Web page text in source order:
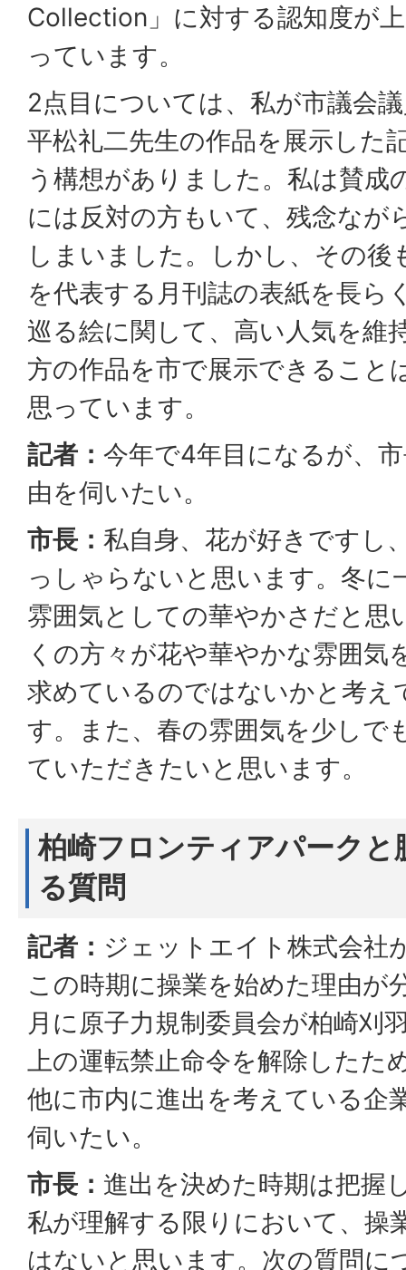
Collection」に対する認知度が
っています。
2点目については、私が市議会
平松礼二先生の作品を展示した
う構想がありました。私は賛成
には反対の方もいて、残念なが
しまいました。しかし、その後
を代表する月刊誌の表紙を長ら
巡る絵に関して、高い人気を維
方の作品を市で展示できること
思っています。
記者： 今年で4年目になるが、
由を伺いたい。
市長： 私自身、花が好きですし
っしゃらないと思います。冬に
雰囲気としての華やかさだと思
くの方々が花や華やかな雰囲気
求めているのではないかと考え
す。また、春の雰囲気を少しで
ていただきたいと思います。
柏崎フロンティアパークと
る質問
記者： ジェットエイト株式会社
この時期に操業を始めた理由が
月に原子力規制委員会が柏崎刈
上の運転禁止命令を解除したた
他に市内に進出を考えている企
伺いたい。
市長： 進出を決めた時期は把握
私が理解する限りにおいて、操
はないと思います。次の質問に